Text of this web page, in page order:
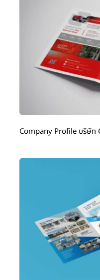
Company Profile บริษัท